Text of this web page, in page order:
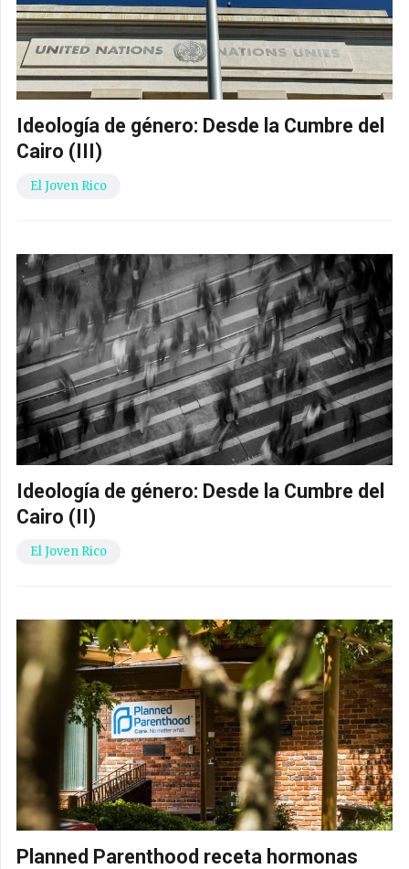
Ideología de género: Desde la Cumbre del
Cairo (III)
El Joven Rico
Ideología de género: Desde la Cumbre del
Cairo (II)
El Joven Rico
Planned Parenthood receta hormonas